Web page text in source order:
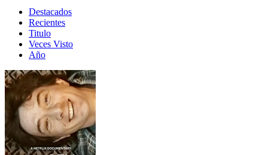
Destacados
Recientes
Titulo
Veces Visto
Año